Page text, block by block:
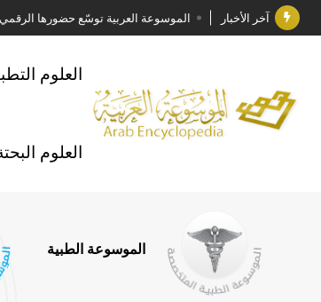
آخر الأخبار الموسوعة العربية توسّع حضورها الرقمي
جائزة مجمع الملك سلمان العالمي للغة
الأستاذ إياد خالد الطباع مدير عام لهيئة
السيد محمد ياسين صالح وزيرا للثقافة
توصيات مجلس الإدارة
صدور المجلد السابع من موسوعة الآثار
العلوم
العلوم
الموسوعة الطبية